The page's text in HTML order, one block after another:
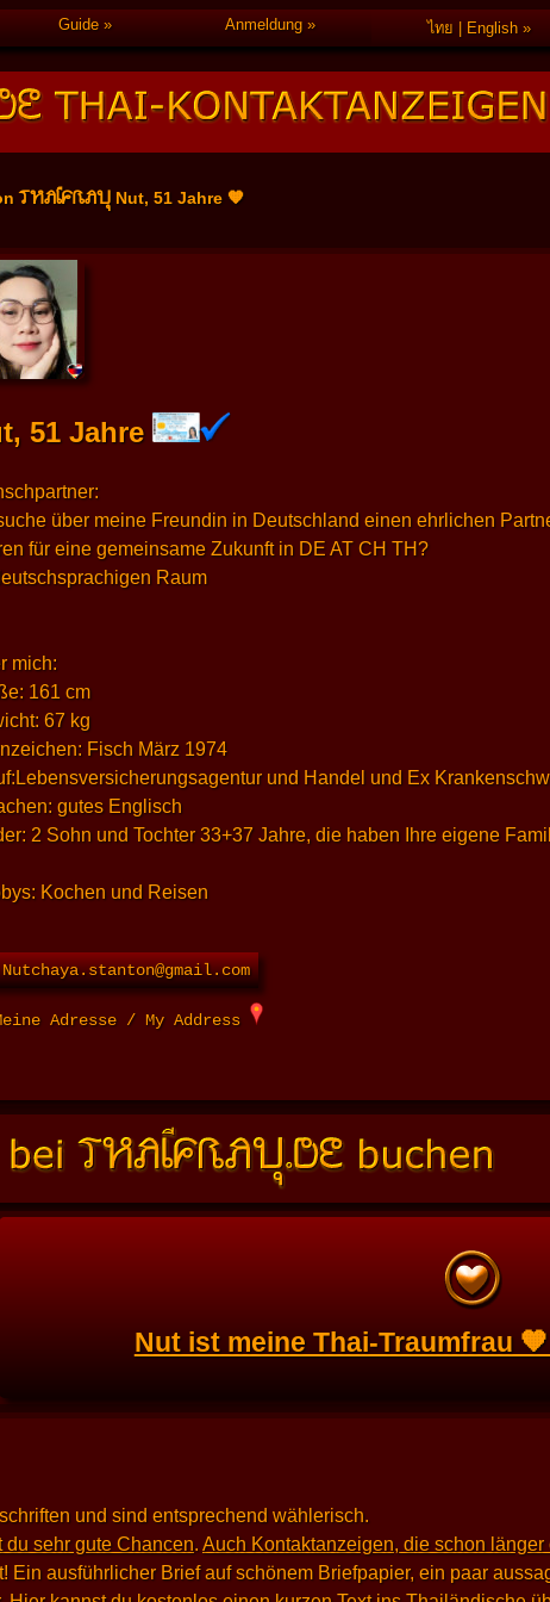
Guide Anmeldung ไทย | English
THAIFRAUNut, 51 Jahre 🧡
51 Jahre
über meine Freundin in Deutschland einen ehrlichen
für eine gemeinsame Zukunft in DE AT CH TH?
Raum
mich:
161 cm
67 kg
Fisch März 1974
und Handel und Ex
gutes Englisch
2 Sohn und Tochter 33+37 Jahre, die haben Ihre eigene
Kochen und Reisen
Adresse / My Address
Nut ist meine Thai-Traumfrau
und sind entsprechend wählerisch.
du sehr gute Chancen. Auch Kontaktanzeigen, die schon
ausführlicher Brief auf schönem Briefpapier, ein paar